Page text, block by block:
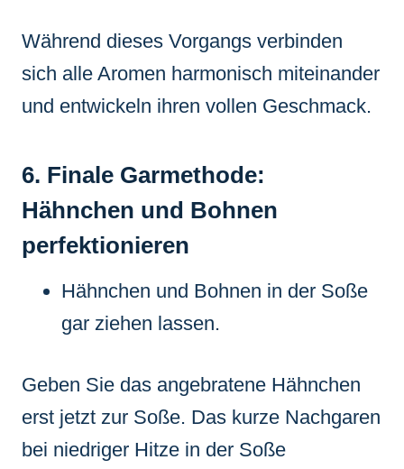
Während dieses Vorgangs verbinden
sich alle Aromen harmonisch miteinander
und entwickeln ihren vollen Geschmack.
6. Finale Garmethode:
Hähnchen und Bohnen
perfektionieren
Hähnchen und Bohnen in der Soße
gar ziehen lassen.
Geben Sie das angebratene Hähnchen
erst jetzt zur Soße. Das kurze Nachgaren
bei niedriger Hitze in der Soße